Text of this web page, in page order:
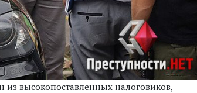
из высокопоставленных налоговиков,